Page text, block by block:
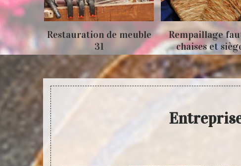
de meuble
31
Rempaillage fauteuil,
chaises et siège 31
chaises